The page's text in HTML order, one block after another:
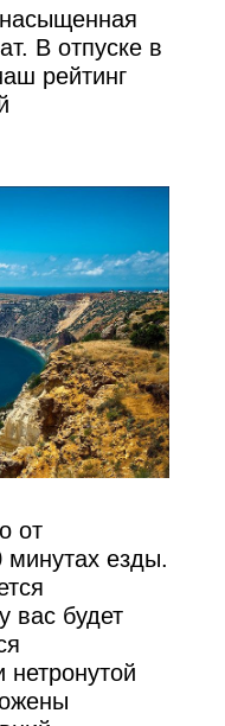
В отпуске в
рейтинг
от
минутах езды.
вас будет